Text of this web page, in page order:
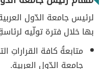
لرئيس جامعة الدّول
بها خلال فترة تولّيه
متابعةُ كافة
جامعة الدّول العربية.